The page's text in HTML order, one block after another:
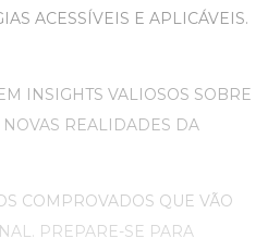
ACESSÍVEIS E APLICÁVEIS.
INSIGHTS VALIOSOS SOBRE
REALIDADES DA
COMPROVADOS QUE VÃO
PREPARE-SE PARA